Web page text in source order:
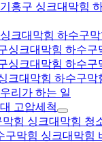
흥구 싱크대막힘
크대막힘 하수구
싱크대막힘 하수구
싱크대막힘 하수구
크대막힘 하수구막
리가 하는 일
고압세척
힘 싱크대막힘 청
구막힘 싱크대막힘